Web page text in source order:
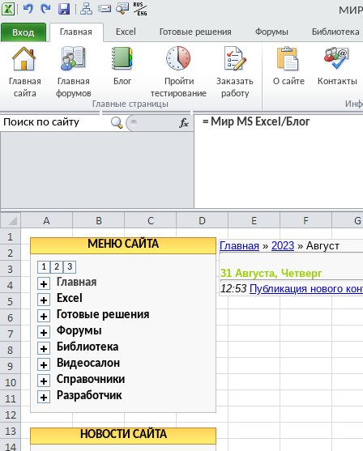
МИР
Главная Excel Готовые решения Форумы Библиотека
Главная
сайта
Главная
форумов
Блог
Пройти
тестирование
Заказать
работу
Главные страницы
О сайте Контакты
= Мир MS Excel/Блог
МЕНЮ САЙТА
1 2 3
Главная
Excel
Готовые решения
Форумы
Библиотека
Видеосалон
Справочники
Разработчик
НОВОСТИ САЙТА
Главная » 2023 » Август
31 Августа, Четверг
12:53 Публикация нового